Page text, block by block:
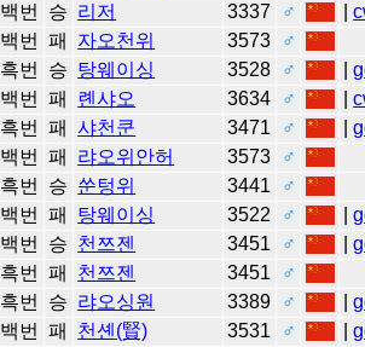
백번 승 리저 3337 ♂ |
백번 패 자오천위 3573
♂
흑번 승 탕웨이싱 3528 ♂ |
백번 패 롄샤오 3634 ♂ |
흑번 패 샤천쿤 3471 ♂ |
백번 패 랴오위안허 3573
♂
흑번 승 쑨텅위 3441
♂
백번 패 탕웨이싱 3522 ♂ |
백번 승 천쯔젠 3451 ♂ |
흑번 패 천쯔젠 3451
♂
흑번 승 랴오싱원 3389 ♂ |
백번 패 천셴(賢) 3531 ♂ |